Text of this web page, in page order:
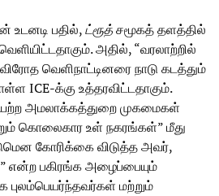
உடனடி பதில்,ட்ரூத்சமூகத் தளத்தில்
அதில், “வரலாற்றில்
வெளிநாட்டினரை நாடு கடத்தும்
ICE-க்கு உத்தரவிட்டதாகும்.
அமலாக்கத்துறை முகமைகள்
கொலைகார உள் நகரங்கள்” மீது
கோரிக்கை விடுத்த அவர்,
என்ற பகிரங்க அழைப்பையும்
புலம்பெயர்ந்தவர்கள் மற்றும்